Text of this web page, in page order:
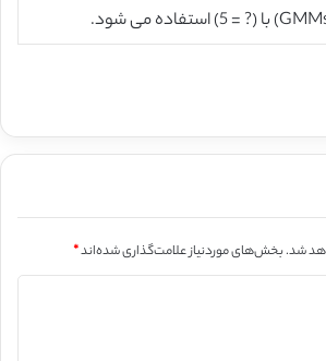
شد.بخش‌های موردنیاز علامت‌گذاری شده‌اند*